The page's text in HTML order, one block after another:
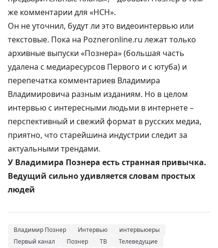
же комментарии для «НСН».
Он не уточнил, будут ли это видеоинтервью или
текстовые. Пока на Pozneronline.ru лежат только
архивные выпуски «Познера» (большая часть
удалена с медиаресурсов Первого и с ютуба) и
перепечатка комментариев Владимира
Владимировича разным изданиям. Но в целом
интервью с интересными людьми в интернете –
перспективный и свежий формат в русских медиа,
приятно, что старейшина индустрии следит за
актуальными трендами.
У Владимира Познера есть странная привычка.
Ведущий сильно удивляется словам простых
людей
Владимир Познер Интервью
интервьюеры
Первый канал
Познер ТВ
Телеведущие